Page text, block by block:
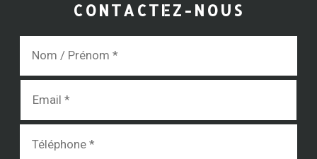
CONTACTEZ-NOUS